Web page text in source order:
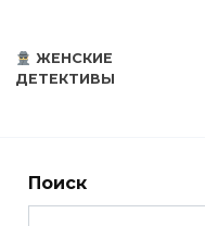
ЖЕНСКИЕ
ДЕТЕКТИВЫ
Поиск